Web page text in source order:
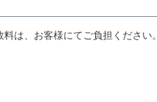
は、お客様にてご負担ください。